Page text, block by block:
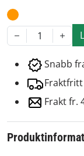
1
Snabb
Frakt fr.